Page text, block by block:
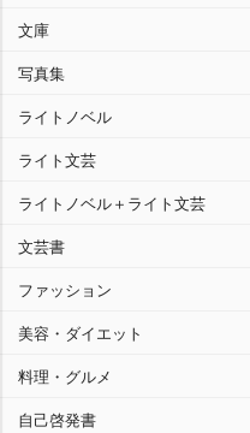
文庫
写真集
ライトノベル
ライト文芸
ライトノベル＋ライト文芸
文芸書
ファッション
美容・ダイエット
料理・グルメ
自己啓発書